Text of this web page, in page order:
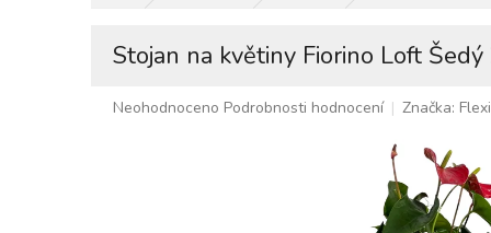
Stojan na květiny Fiorino Loft
Průměrné
Neohodnoceno Podrobnosti hodnocení Značka: